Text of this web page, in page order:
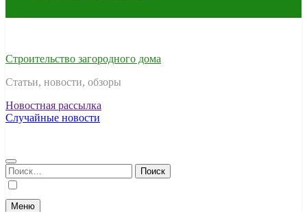
Строительство загородного дома
Статьи, новости, обзоры
Новостная рассылка
Случайные новости
Найти:
Меню